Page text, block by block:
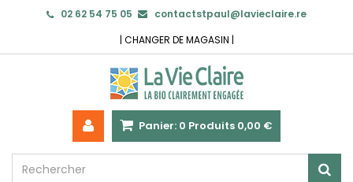
02 62 54 75 05
contactstpaul@lavieclaire.re
| CHANGER DE MAGASIN |
Panier: 0 Produits 0,00 €